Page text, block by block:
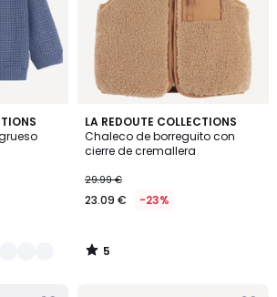
LA REDOUTE COLLECTIONS
Chaleco de borreguito con
cierre de cremallera
29.99 €
23.09 € -23%
5
/
5
5
/